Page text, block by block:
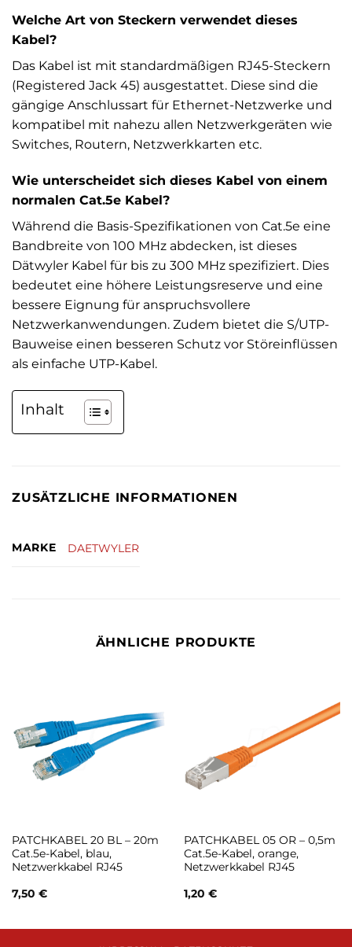
Welche Art von Steckern verwendet dieses
Kabel?
Das Kabel ist mit standardmäßigen RJ45-Steckern
(Registered Jack 45) ausgestattet. Diese sind die
gängige Anschlussart für Ethernet-Netzwerke und
kompatibel mit nahezu allen Netzwerkgeräten wie
Switches, Routern, Netzwerkkarten etc.
Wie unterscheidet sich dieses Kabel von einem
normalen Cat.5e Kabel?
Während die Basis-Spezifikationen von Cat.5e eine
Bandbreite von 100 MHz abdecken, ist dieses
Dätwyler Kabel für bis zu 300 MHz spezifiziert. Dies
bedeutet eine höhere Leistungsreserve und eine
bessere Eignung für anspruchsvollere
Netzwerkanwendungen. Zudem bietet die S/UTP-
Bauweise einen besseren Schutz vor Störeinflüssen
als einfache UTP-Kabel.
Inhalt
ZUSÄTZLICHE INFORMATIONEN
MARKE DAETWYLER
ÄHNLICHE PRODUKTE
PATCHKABEL 20 BL – 20m
Cat.5e-Kabel, blau,
Netzwerkkabel RJ45
7,50 €
PATCHKABEL 05 OR – 0,5m
Cat.5e-Kabel, orange,
Netzwerkkabel RJ45
1,20 €